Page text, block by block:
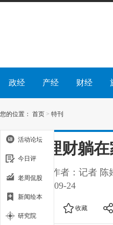
政经 产经 财经
您的位置： 首页 > 特刊
O2O理财躺
出处：
作者：记者
2015-09-24
收藏
活动论坛
今日评
老周侃股
新闻绘本
研究院